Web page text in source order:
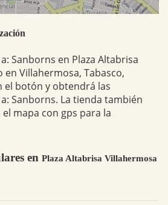
Sanborns en Plaza Altabrisa
Villahermosa, Tabasco,
el botón y obtendrá las
Sanborns. La tienda también
mapa con gps para la
en Plaza Altabrisa Villahermosa